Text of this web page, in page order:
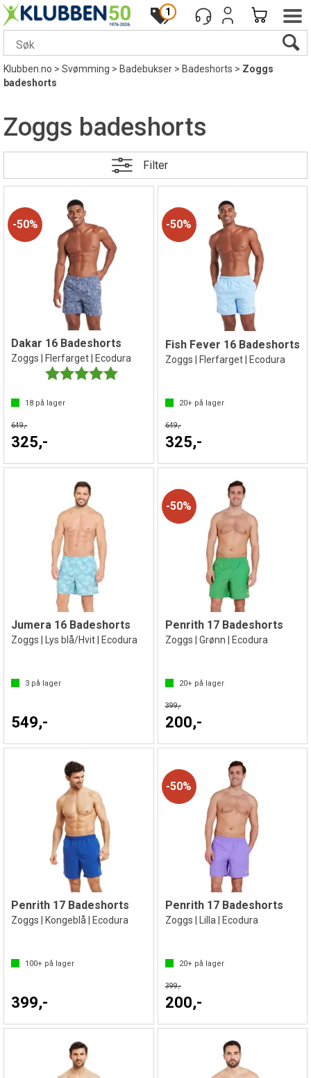
1
Klubben.no>Svømming>Badebukser>Badeshorts>Zoggs
badeshorts
Zoggs badeshorts
Filter
50%
Dakar 16 Badeshorts
Zoggs | Flerfarget | Ecodura
Karakter:
5.0 av 5 mulige
18 på lager
649,-
325,-
50%
Fish Fever 16 Badeshorts
Zoggs | Flerfarget | Ecodura
20+på lager
649,-
325,-
Jumera 16 Badeshorts
Zoggs | Lys blå/Hvit | Ecodura
3 på lager
549,-
50%
Penrith 17 Badeshorts
Zoggs | Grønn | Ecodura
20+på lager
399,-
200,-
Penrith 17 Badeshorts
Zoggs | Kongeblå | Ecodura
100+ på lager
399,-
50%
Penrith 17 Badeshorts
Zoggs | Lilla | Ecodura
20+på lager
399,-
200,-